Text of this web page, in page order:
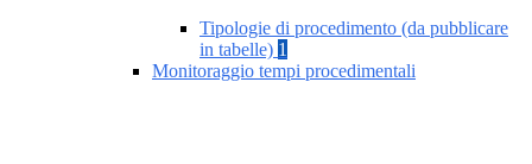
Tipologie di procedimento (da pubblicare
in tabelle) 1
Monitoraggio tempi procedimentali